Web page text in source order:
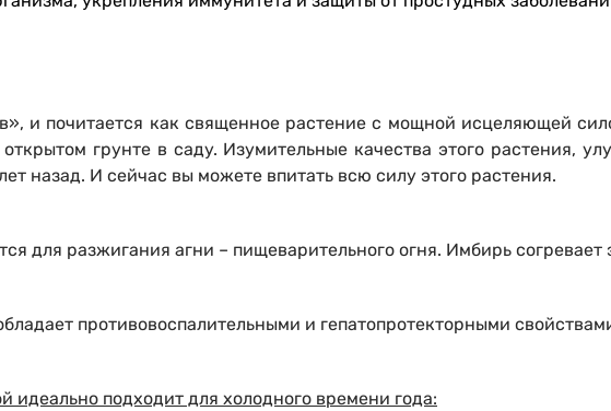
и почитается как священное растение с мощной исцеляющей
грунте в саду. Изумительные качества этого растения,
назад. И сейчас вы можете впитать всю силу этого растения.
для разжигания агни – пищеварительного огня. Имбирь
противовоспалительными и гепатопротекторными
идеально подходит для холодного времени года: